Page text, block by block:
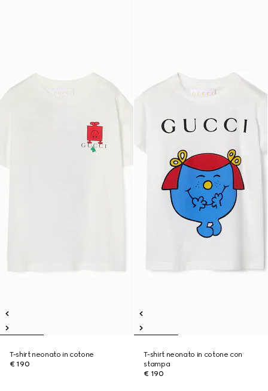
T-shirt neonato in cotone
€ 190
T-shirt neonato in cotone con
stampa
€ 190